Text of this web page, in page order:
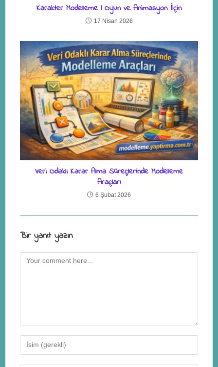
Karakter Modelleme | Oyun ve Animasyon İçin
17 Nisan 2026
Veri Odaklı Karar Alma Süreçlerinde Modelleme
Araçları
6 Şubat 2026
Bir yanıt yazın